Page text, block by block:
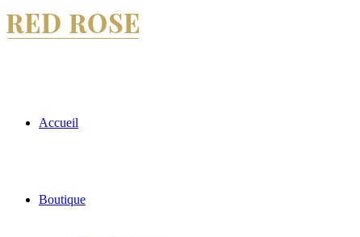
Accueil
Boutique